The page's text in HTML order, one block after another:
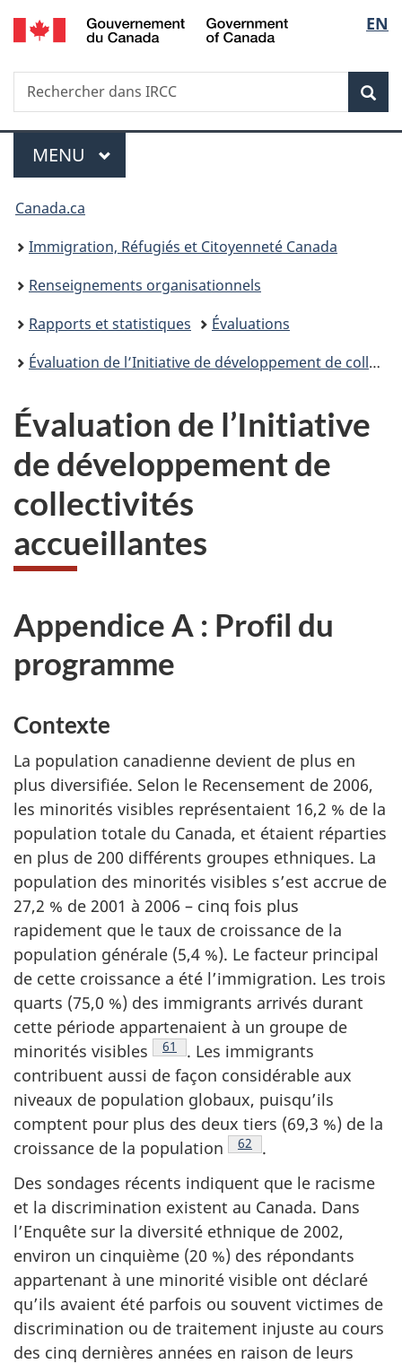
Passer
au
Passer
à
du
Passer
à
simplifiée
de
la
EN
Recherche
Rechercher
dans
Menu
MENU PRINCIPAL
Vous
êtes
ici :
Canada.ca
Immigration, Réfugiés et Citoyenneté Canada
Renseignements organisationnels
Rapports et statistiques
Évaluations
Évaluation de l’Initiative de développement de collectivités accueillantes
Évaluation de l’Initiative
de développement de
collectivités
accueillantes
Appendice A : Profil du
programme
Contexte
La population canadienne devient de plus en
plus diversifiée. Selon le Recensement de 2006,
les minorités visibles représentaient 16,2 % de la
population totale du Canada, et étaient réparties
en plus de 200 différents groupes ethniques. La
population des minorités visibles s’est accrue de
27,2 % de 2001 à 2006 – cinq fois plus
rapidement que le taux de croissance de la
population générale (5,4 %). Le facteur principal
de cette croissance a été l’immigration. Les trois
quarts (75,0 %) des immigrants arrivés durant
cette période appartenaient à un groupe de
minorités visibles
Note de bas de page
61
. Les immigrants
contribuent aussi de façon considérable aux
niveaux de population globaux, puisqu’ils
comptent pour plus des deux tiers (69,3 %) de la
croissance de la population
Note de bas de page
62
.
Des sondages récents indiquent que le racisme
et la discrimination existent au Canada. Dans
l’Enquête sur la diversité ethnique de 2002,
environ un cinquième (20 %) des répondants
appartenant à une minorité visible ont déclaré
qu’ils avaient été parfois ou souvent victimes de
discrimination ou de traitement injuste au cours
des cinq dernières années en raison de leurs